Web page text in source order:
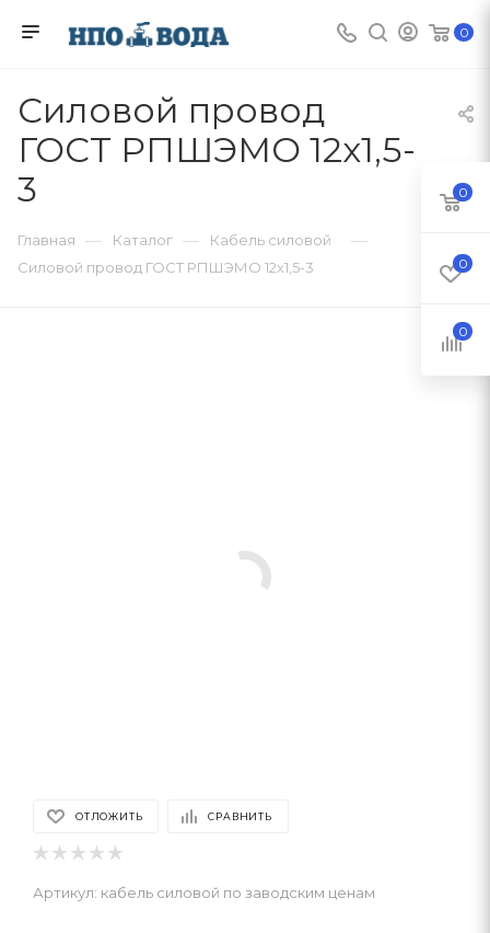
0
Силовой провод
ГОСТ РПШЭМО 12х1,5-
3
Главная — Каталог — Кабель силовой —
Силовой провод ГОСТ РПШЭМО 12х1,5-3
ОТЛОЖИТЬ СРАВНИТЬ
Артикул: кабель силовой по заводским ценам
0
0
0